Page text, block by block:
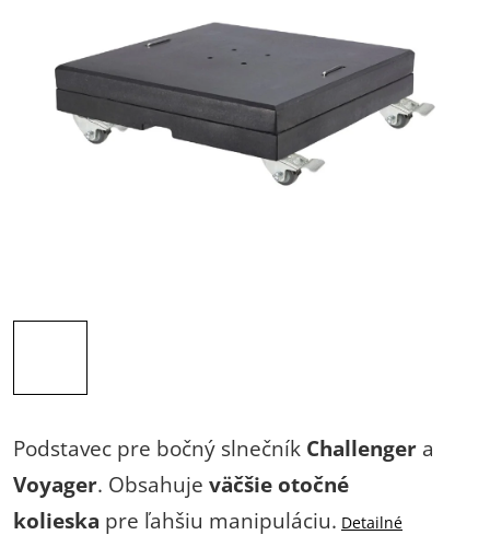
Podstavec pre bočný slnečník Challenger a
Voyager. Obsahuje väčšie otočné
kolieska pre ľahšiu manipuláciu. Detailné